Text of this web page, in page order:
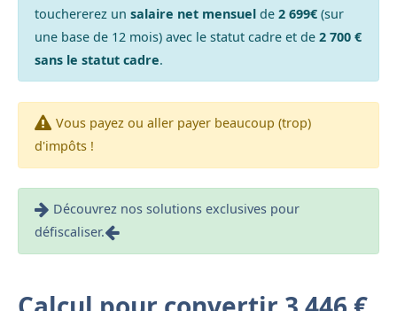
touchererez un salaire net mensuelde 2 699€(sur
une base de 12 mois) avec le statut cadre et de 2 700 €
sans le statut cadre.
Vous payez ou aller payer beaucoup (trop)
d'impôts !
Découvrez nos solutions exclusives pour
défiscaliser.